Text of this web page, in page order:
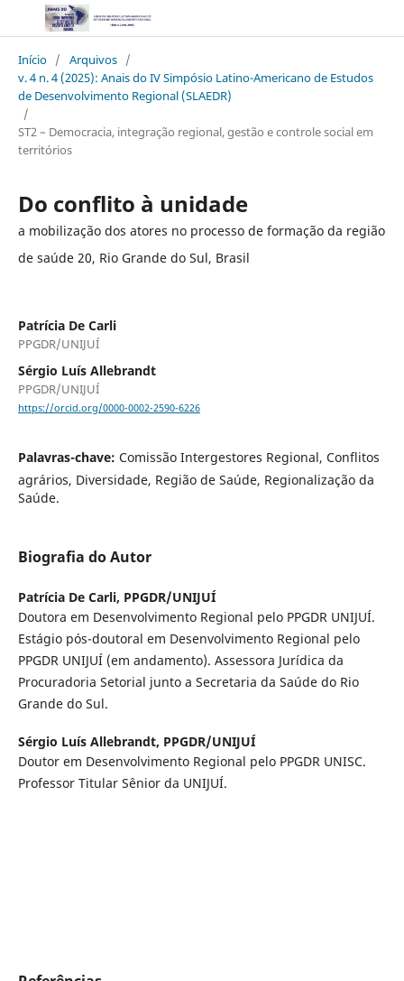
Início / Arquivos /
v. 4 n. 4 (2025): Anais do IV Simpósio Latino-Americano de Estudos
de Desenvolvimento Regional (SLAEDR)
/
ST2 – Democracia, integração regional, gestão e controle social em
territórios
Do conflito à unidade
a mobilização dos atores no processo de formação da região
de saúde 20, Rio Grande do Sul, Brasil
Patrícia De Carli
PPGDR/UNIJUÍ
Sérgio Luís Allebrandt
PPGDR/UNIJUÍ
https://orcid.org/0000-0002-2590-6226
Palavras-chave: Comissão Intergestores Regional, Conflitos
agrários, Diversidade, Região de Saúde, Regionalização da
Saúde.
Biografia do Autor
Patrícia De Carli, PPGDR/UNIJUÍ
Doutora em Desenvolvimento Regional pelo PPGDR UNIJUÍ.
Estágio pós-doutoral em Desenvolvimento Regional pelo
PPGDR UNIJUÍ (em andamento). Assessora Jurídica da
Procuradoria Setorial junto a Secretaria da Saúde do Rio
Grande do Sul.
Sérgio Luís Allebrandt, PPGDR/UNIJUÍ
Doutor em Desenvolvimento Regional pelo PPGDR UNISC.
Professor Titular Sênior da UNIJUÍ.